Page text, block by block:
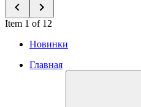
Item 1 of 12
Новинки
Главная